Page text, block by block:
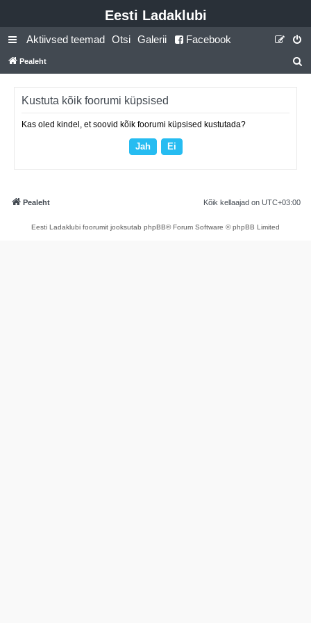
Eesti Ladaklubi
Aktiivsed teemad Otsi Galerii Facebook
Pealeht
t
Kustuta kõik foorumi küpsised
Kas oled kindel, et soovid kõik foorumi küpsised kustutada?
Pealeht Kõik kellaajad on UTC+03:00
Eesti Ladaklubi foorumit jooksutab phpBB® Forum Software © phpBB Limited